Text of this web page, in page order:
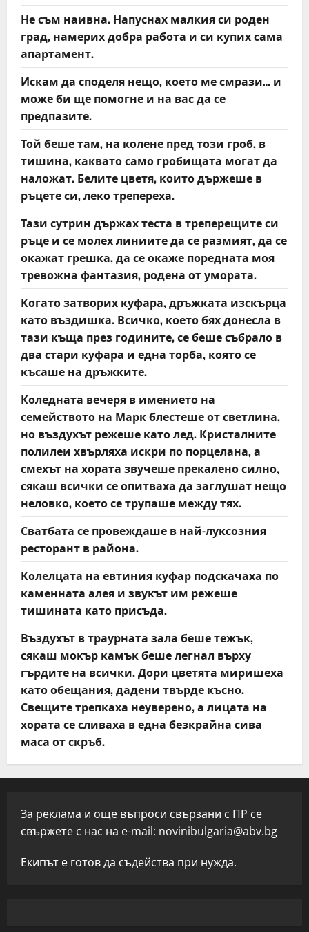
Не съм наивна. Напуснах малкия си роден
град, намерих добра работа и си купих сама
апартамент.
Искам да споделя нещо, което ме смрази… и
може би ще помогне и на вас да се
предпазите.
Той беше там, на колене пред този гроб, в
тишина, каквато само гробищата могат да
наложат. Белите цветя, които държеше в
ръцете си, леко трепереха.
Тази сутрин държах теста в треперещите си
ръце и се молех линиите да се размият, да се
окажат грешка, да се окаже поредната моя
тревожна фантазия, родена от умората.
Когато затворих куфара, дръжката изскърца
като въздишка. Всичко, което бях донесла в
тази къща през годините, се беше събрало в
два стари куфара и една торба, която се
късаше на дръжките.
Коледната вечеря в имението на
семейството на Марк блестеше от светлина,
но въздухът режеше като лед. Кристалните
полилеи хвърляха искри по порцелана, а
смехът на хората звучеше прекалено силно,
сякаш всички се опитваха да заглушат нещо
неловко, което се трупаше между тях.
Сватбата се провеждаше в най-луксозния
ресторант в района.
Колелцата на евтиния куфар подскачаха по
каменната алея и звукът им режеше
тишината като присъда.
Въздухът в траурната зала беше тежък,
сякаш мокър камък беше легнал върху
гърдите на всички. Дори цветята миришеха
като обещания, дадени твърде късно.
Свещите трепкаха неуверено, а лицата на
хората се сливаха в една безкрайна сива
маса от скръб.
За реклама и още въпроси свързани с ПР се
свържете с нас на e-mail: novinibulgaria@abv.bg
Екипът е готов да съдейства при нужда.